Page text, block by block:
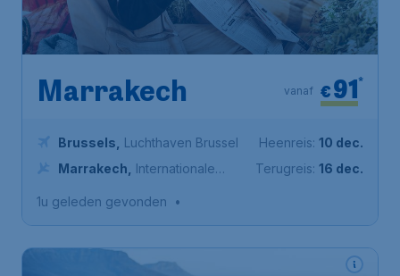
Marrakech €91*
vanaf
Brussels
Luchthaven Brussel
Marrakech
Internationale
Heenreis: 10 dec.
Terugreis: 16 dec.
1u geleden gevonden •